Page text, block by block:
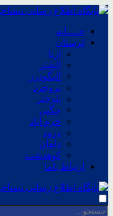
خــــانه
لرستان
ازنا
الشتر
الیگودرز
بروجرد
پلدختر
چگنی
خرم آباد
درود
دلفان
کوهدشت
ارتباط باما